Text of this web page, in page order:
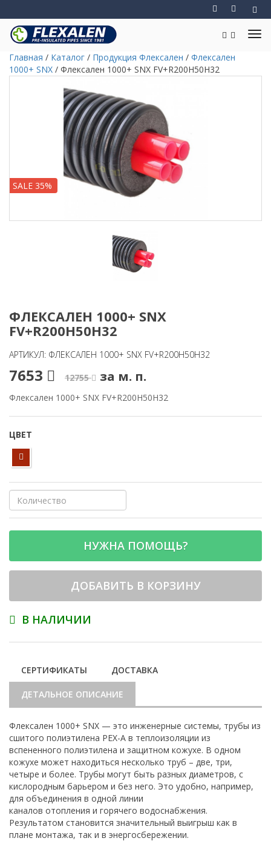
Главная / Каталог / Продукция Флексален / Флексален
1000+ SNX / Флексален 1000+ SNX FV+R200H50H32
SALE 35%
ФЛЕКСАЛЕН 1000+ SNX
FV+R200H50H32
АРТИКУЛ: ФЛЕКСАЛЕН 1000+ SNX FV+R200H50H32
7653 12755 за м. п.
Флексален 1000+ SNX FV+R200H50H32
ЦВЕТ
НУЖНА ПОМОЩЬ?
ДОБАВИТЬ В КОРЗИНУ
В НАЛИЧИИ
СЕРТИФИКАТЫ ДОСТАВКА
ДЕТАЛЬНОЕ ОПИСАНИЕ
Флексален 1000+ SNX — это инженерные системы, трубы из
сшитого полиэтилена PEX-A в теплоизоляции из
вспененного полиэтилена и защитном кожухе. В одном
кожухе может находиться несколько труб – две, три,
четыре и более. Трубы могут быть разных диаметров, с
кислородным барьером и без него. Это удобно, например,
для объединения в одной линии
каналов отопления и горячего водоснабжения.
Результатом становится значительный выигрыш как в
плане монтажа, так и в энергосбережении.